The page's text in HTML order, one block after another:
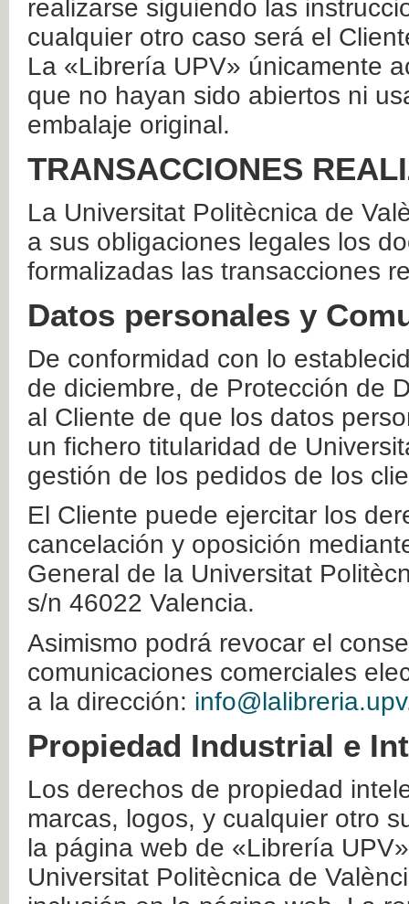
realizarse siguiendo las
cualquier otro caso será el
La «Librería UPV» únicamente
que no hayan sido abiertos ni
embalaje original.
TRANSACCIONES
La Universitat Politècnica de
a sus obligaciones legales los
formalizadas las transacciones
Datos personales y
De conformidad con lo
de diciembre, de Protección de
al Cliente de que los datos
un fichero titularidad de
gestión de los pedidos de los
El Cliente puede ejercitar los
cancelación y oposición
General de la Universitat
s/n 46022 Valencia.
Asimismo podrá revocar el
comunicaciones comerciales
a la dirección:
Propiedad Industrial e
Los derechos de propiedad
marcas, logos, y cualquier otro
la página web de «Librería
Universitat Politècnica de